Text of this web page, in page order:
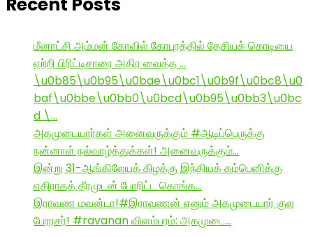
மீனாட்சி அம்மன் கோவில் கோபுரத்தில் தேசியக் கொடியை
ஏற்றி பிரிட்டிசாரை அதிர வைத்த …
\u0b85\u0b95\u0bae\u0bc1\u0b9f\u0bc8\u0
baf\u0bbe\u0bb0\u0bcd\u0b95\u0bb3\u0bc
d \…
அகமுடையார்கள் அனைவருக்கும் #ஆடிப்பெருக்கு
நன்னாள் நல்வாழ்த்துக்கள்! அனைவருக்கும்…
இன்று 31-ஆங்கிலேயக் கிழக்கு இந்தியக் கம்பெனிக்கு
எதிராகத் தீரமுடன் போரிட்ட கொங்க…
இராவண மவன்டா!#இராவணன் எனும் அகமுடையார் குல
பேரரசர்! #ravanan விளம்பரம்: அகமுடை…